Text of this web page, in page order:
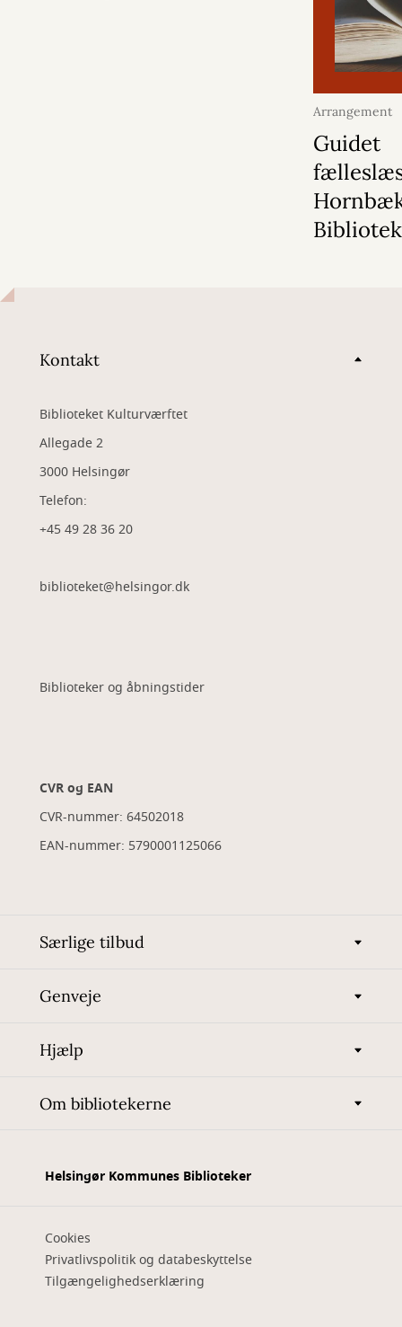
Arrangement
Guidet
Bibliotek
Kontakt
Biblioteket Kulturværftet
Allegade 2
3000 Helsingør
Telefon:
+45 49 28 36 20
biblioteket@helsingor.dk
Biblioteker og åbningstider
CVR og EAN
CVR-nummer: 64502018
EAN-nummer: 5790001125066
Særlige tilbud
Genveje
Hjælp
Om bibliotekerne
Helsingør Kommunes Biblioteker
Cookies
Privatlivspolitik og databeskyttelse
Tilgængelighedserklæring